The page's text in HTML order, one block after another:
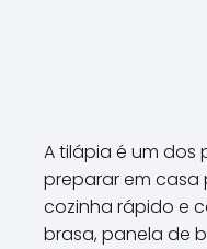
A tilápia é um dos
preparar em casa
cozinha rápido e
brasa, panela de